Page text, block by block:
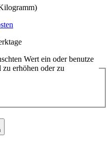
Wert ein oder benutze
erhöhen oder zu